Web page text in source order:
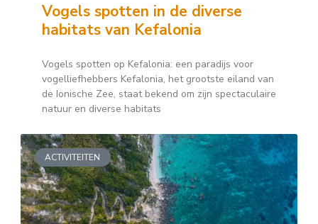
Vogels spotten in de diverse
habitats van Kefalonia
Vogels spotten op Kefalonia: een paradijs voor
vogelliefhebbers Kefalonia, het grootste eiland van
de Ionische Zee, staat bekend om zijn spectaculaire
natuur en diverse habitats
ACTIVITEITEN